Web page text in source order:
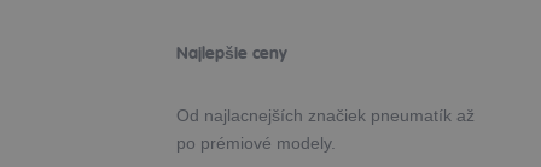
Najlepšie ceny
Od najlacnejších značiek pneumatík až
po prémiové modely.